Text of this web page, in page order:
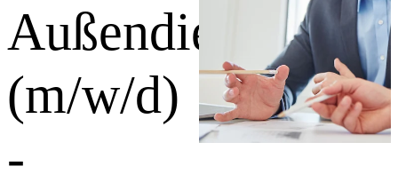
Außendienst
(m/w/d)
-